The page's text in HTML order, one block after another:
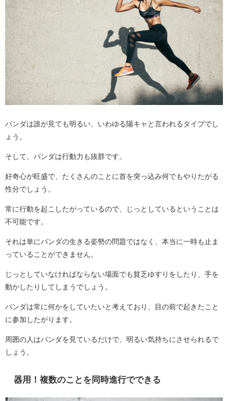
パンダは誰が見ても明るい、いわゆる陽キャと言われるタイプでし
ょう。
そして、パンダは行動力も抜群です。
好奇心が旺盛で、たくさんのことに首を突っ込み何でもやりたがる
性分でしょう。
常に行動を起こしたがっているので、じっとしているということは
不可能です。
それは単にパンダの生きる姿勢の問題ではなく、本当に一時も止ま
っていることができません。
じっとしていなければならない場面でも貧乏ゆすりをしたり、手を
動かしたりしてしまうでしょう。
パンダは常に何かをしていたいと考えており、目の前で起きたこと
に参加したがります。
周囲の人はパンダを見ているだけで、明るい気持ちにさせられるで
しょう。
器用！複数のことを同時進行でできる